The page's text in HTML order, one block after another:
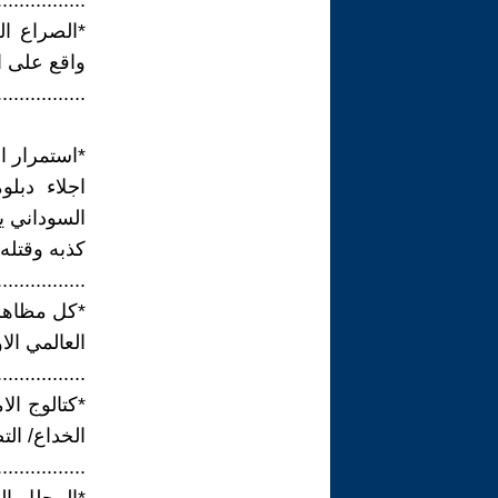
*الصراع
واقع على
*استمرار
السوداني
كذبه وقتله
*كل مظاهر
العالمي
*كتالوج
الخداع/